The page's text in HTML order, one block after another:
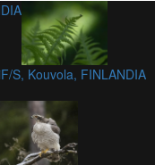
S, Kouvola, FINLANDIA